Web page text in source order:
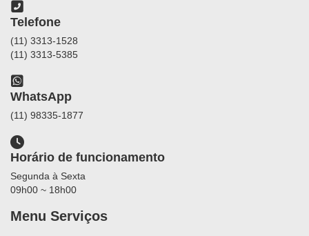
Telefone
(11) 3313-1528
(11) 3313-5385
WhatsApp
(11) 98335-1877
Horário de funcionamento
Segunda à Sexta
09h00 ~ 18h00
Menu Serviços